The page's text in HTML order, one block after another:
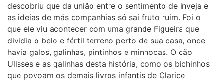
descobriu que da união entre o sentimento de inveja e
as ideias de más companhias só sai fruto ruim. Foi o
que ele viu acontecer com uma grande Figueira que
dividia o belo e fértil terreno perto de sua casa, onde
havia galos, galinhas, pintinhos e minhocas. O cão
Ulisses e as galinhas desta história, como os bichinhos
que povoam os demais livros infantis de Clarice